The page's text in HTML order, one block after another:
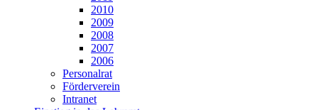
2010
2009
2008
2007
2006
Personalrat
Förderverein
Intranet